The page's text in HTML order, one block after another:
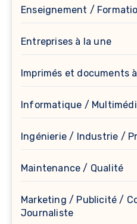
Enseignement /
Entreprises à la une
Imprimés et documents
Informatique /
Ingénierie / Industrie /
Maintenance / Qualité
Marketing / Publicité /
Journaliste